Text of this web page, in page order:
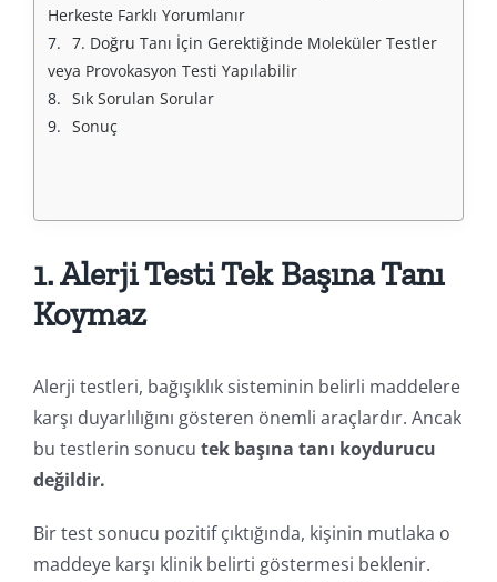
Herkeste Farklı Yorumlanır
7. Doğru Tanı İçin Gerektiğinde Moleküler Testler
veya Provokasyon Testi Yapılabilir
Sık Sorulan Sorular
Sonuç
1. Alerji Testi Tek Başına Tanı
Koymaz
Alerji testleri, bağışıklık sisteminin belirli maddelere
karşı duyarlılığını gösteren önemli araçlardır. Ancak
bu testlerin sonucu tek başına tanı koydurucu
değildir.
Bir test sonucu pozitif çıktığında, kişinin mutlaka o
maddeye karşı klinik belirti göstermesi beklenir.